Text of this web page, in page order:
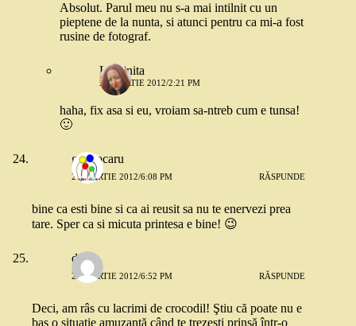
Absolut. Parul meu nu s-a mai intilnit cu un
pieptene de la nunta, si atunci pentru ca mi-a fost
rusine de fotograf.
Luminita
23 MARTIE 2012/2:21 PM
haha, fix asa si eu, vroiam sa-ntreb cum e tunsa!
🙂
g.cojocaru
22 MARTIE 2012/6:08 PM RĂSPUNDE
bine ca esti bine si ca ai reusit sa nu te enervezi prea
tare. Sper ca si micuta printesa e bine! 😉
diana
22 MARTIE 2012/6:52 PM RĂSPUNDE
Deci, am râs cu lacrimi de crocodil! Ştiu că poate nu e
baş o situaţie amuzantă când te trezeşti prinsă într-o